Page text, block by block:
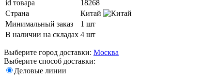
id товара
18268
Страна
Китай
Минимальный заказ
1 шт
В наличии на складах 4 шт
Выберите город доставки: Москва
Выберите способ доставки:
Деловые линии